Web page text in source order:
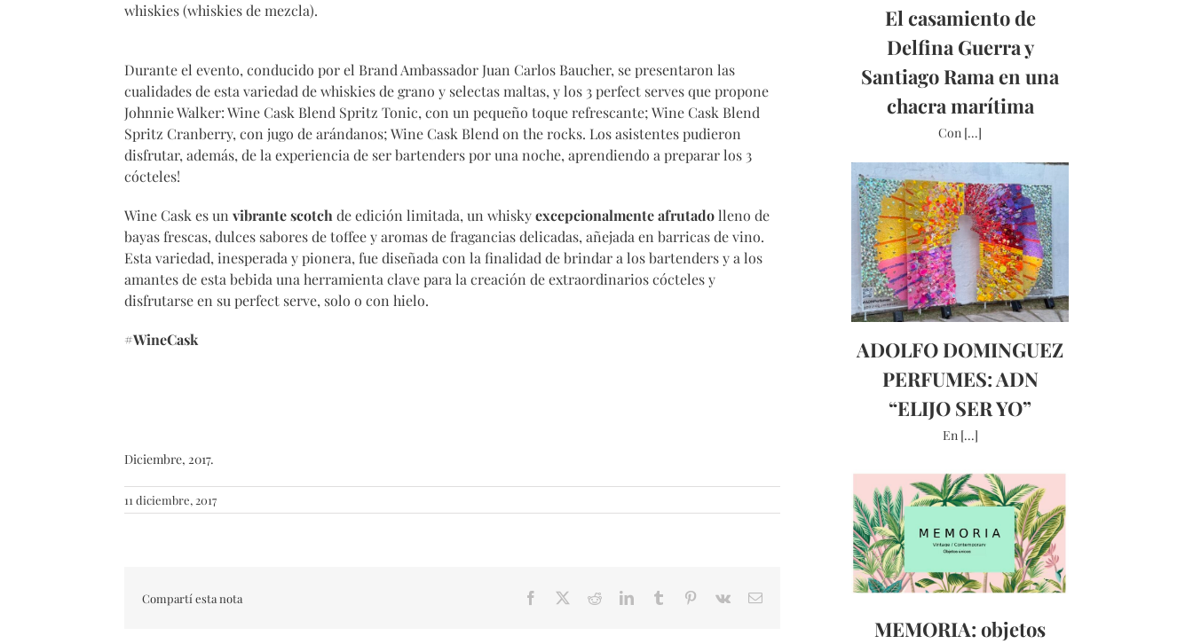
whiskies (whiskies de mezcla).
Durante el evento, conducido por el Brand Ambassador Juan Carlos Baucher, se presentaron las
cualidades de esta variedad de whiskies de grano y selectas maltas, y los 3 perfect serves que propone
Johnnie Walker: Wine Cask Blend Spritz Tonic, con un pequeño toque refrescante; Wine Cask Blend
Spritz Cranberry, con jugo de arándanos; Wine Cask Blend on the rocks. Los asistentes pudieron
disfrutar, además, de la experiencia de ser bartenders por una noche, aprendiendo a preparar los 3
cócteles!
Wine Cask es un vibrante scotch de edición limitada, un whiskyexcepcionalmente afrutadolleno de
bayas frescas, dulces sabores de toffee y aromas de fragancias delicadas, añejada en barricas de vino.
Esta variedad, inesperada y pionera, fue diseñada con la finalidad de brindar a los bartenders y a los
amantes de esta bebida una herramienta clave para la creación de extraordinarios cócteles y
disfrutarse en su perfect serve, solo o con hielo.
#WineCask
Diciembre, 2017.
11 diciembre, 2017
Compartí esta nota Facebook RedditLinkedInTumblr Pinterest
Vk Email
El casamiento de
Delfina Guerra y
Santiago Rama en una
chacra marítima
Con [...]
ADOLFO DOMINGUEZ
PERFUMES: ADN
“ELIJO SER YO”
En [...]
MEMORIA: objetos